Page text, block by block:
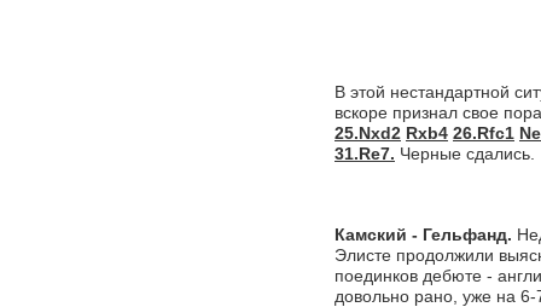
В этой нестандартной
вскоре признал свое
25.Nxd2 Rxb4 26.Rfc1
31.Re7. Черные сдались.
Камский - Гельфанд.
Элисте продолжили
поединков дебюте -
довольно рано, уже на 6-